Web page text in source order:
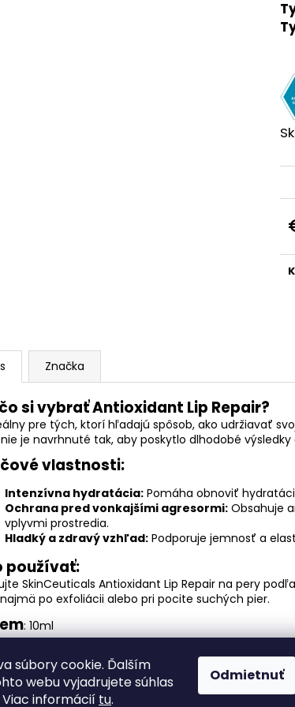
súbory cookie. Ďalším
webu vyjadrujete súhlas
informácií tu.
Odmietnuť
Značka
si vybrať Antioxidant Lip Repair?
pre tých, ktorí hľadajú spôsob, ako udržiavať
je navrhnuté tak, aby poskytlo dlhodobé
vlastnosti:
Intenzívna hydratácia: Pomáha obnoviť
Ochrana pred vonkajšími agresormi: Obsahuje
vplyvmi prostredia.
Hladký a zdravý vzhľad: Podporuje jemnosť a
používať:
SkinCeuticals Antioxidant Lip Repair na pery
po exfoliácii alebo pri pocite suchých pier.
: 10ml
Antioxidant Lip Repair je vyvinutý na
efektívne a bezpečné zloženie pre